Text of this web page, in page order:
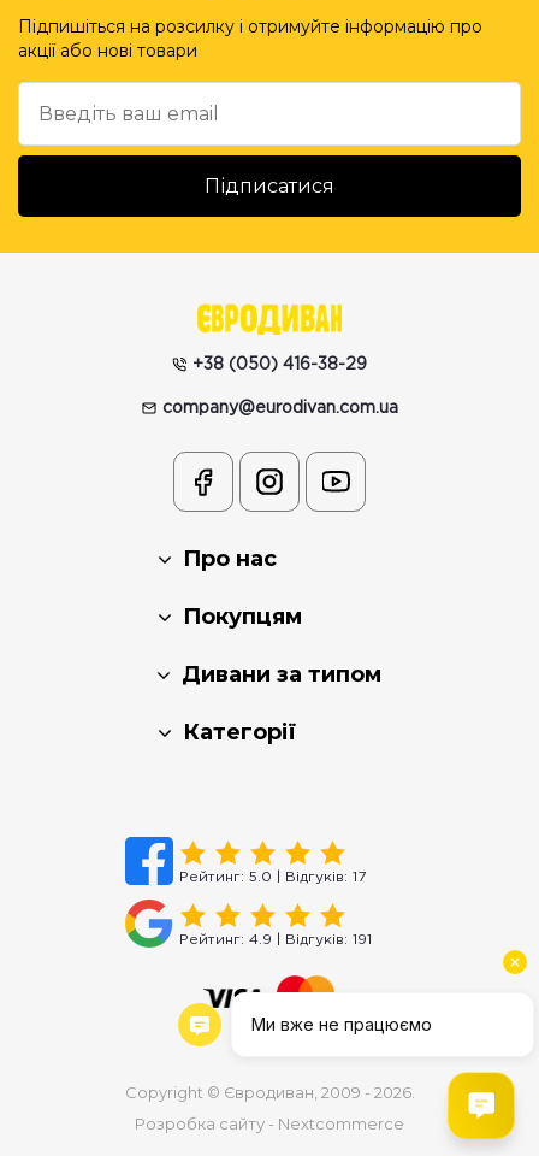
Підпишіться на розсилку і отримуйте інформацію про
акції або нові товари
+38 (050) 416-38-29
company@eurodivan.com.ua
Про нас
Покупцям
Дивани за типом
Категорії
Рейтинг: 5.0 | Відгуків: 17
Рейтинг: 4.9 | Відгуків: 191
Copyright © Євродиван, 2009 - 2026.
Розробка сайту - Nextcommerce